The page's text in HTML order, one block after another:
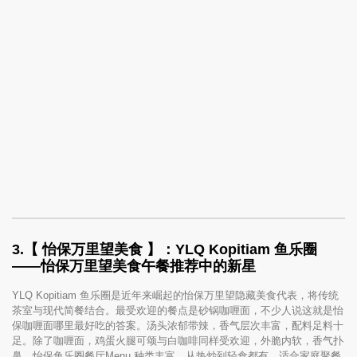
3. 【 怡保万里望美食 】：YLQ Kopitiam 鱼乐圈
——怡保万里望美食午餐推荐中的新星
YLQ Kopitiam 鱼乐圈是近年来崛起的怡保万里望隐藏美食代表，将传统
茶室与现代简餐结合。最受欢迎的餐点是砂锅咖喱面，不少人说这就是怡
保咖喱面哪里最好吃的答案。汤头浓郁带辣，香气层次丰富，配料足料十
足。除了咖喱面，鸡蛋火腿可颂与白咖啡同样受欢迎，外脆内软，香气扑